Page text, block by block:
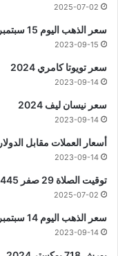
2025-07-02
سعر الذهب اليوم 15 سبتمبر
2023-09-15
سعر تويوتا كامري 2024
2023-09-14
سعر نيسان ليف 2024
2023-09-14
أسعار العملات مقابل الدولار 14 سبتمبر
2023-09-14
توقيت الصلاة 29 صفر 1445 هجري
2025-07-02
سعر الذهب اليوم 14 سبتمبر
2023-09-14